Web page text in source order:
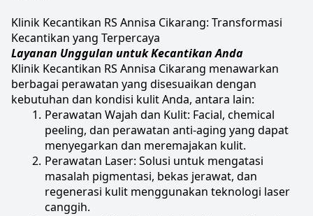
Klinik Kecantikan RS Annisa Cikarang: Transformasi
Kecantikan yang Terpercaya
Layanan Unggulan untuk Kecantikan Anda
Klinik Kecantikan RS Annisa Cikarang menawarkan
berbagai perawatan yang disesuaikan dengan
kebutuhan dan kondisi kulit Anda, antara lain:
Perawatan Wajah dan Kulit: Facial, chemical
peeling, dan perawatan anti-aging yang dapat
menyegarkan dan meremajakan kulit.
Perawatan Laser: Solusi untuk mengatasi
masalah pigmentasi, bekas jerawat, dan
regenerasi kulit menggunakan teknologi laser
canggih.